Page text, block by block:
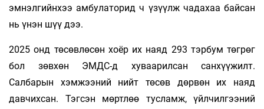
эмнэлгийнхээ амбулаторид ч үзүүлж чадахаа байсан
нь үнэн шүү дээ.
2025 онд төсөвлөсөн хоёр их наяд 293 тэрбум төгрөг
бол зөвхөн ЭМДС-д хуваарилсан санхүүжилт.
Салбарын хэмжээний нийт төсөв дөрвөн их наяд
давчихсан. Тэгсэн мөртлөө тусламж, үйлчилгээний